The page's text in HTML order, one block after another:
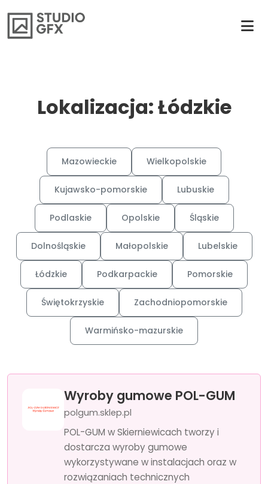
Lokalizacja: Łódzkie
Mazowieckie Wielkopolskie
Kujawsko-pomorskie Lubuskie
Podlaskie Opolskie Śląskie
Dolnośląskie Małopolskie Lubelskie
Łódzkie Podkarpackie Pomorskie
Świętokrzyskie Zachodniopomorskie
Warmińsko-mazurskie
Wyroby gumowe POL-GUM
polgum.sklep.pl
POL-GUM w Skierniewicach tworzy i
dostarcza wyroby gumowe
wykorzystywane w instalacjach oraz w
rozwiązaniach technicznych